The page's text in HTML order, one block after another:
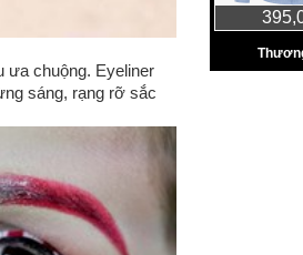
ưa chuộng. Eyeliner
sáng, rạng rỡ sắc